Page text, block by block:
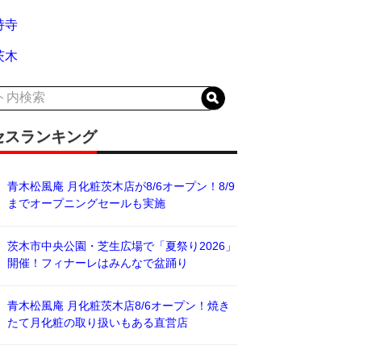
寺
木
スランキング
青木松風庵 月化粧茨木店が8/6オープン！8/9
までオープニングセールも実施
茨木市中央公園・芝生広場で「夏祭り2026」
開催！フィナーレはみんなで盆踊り
青木松風庵 月化粧茨木店8/6オープン！焼き
たて月化粧の取り扱いもある直営店